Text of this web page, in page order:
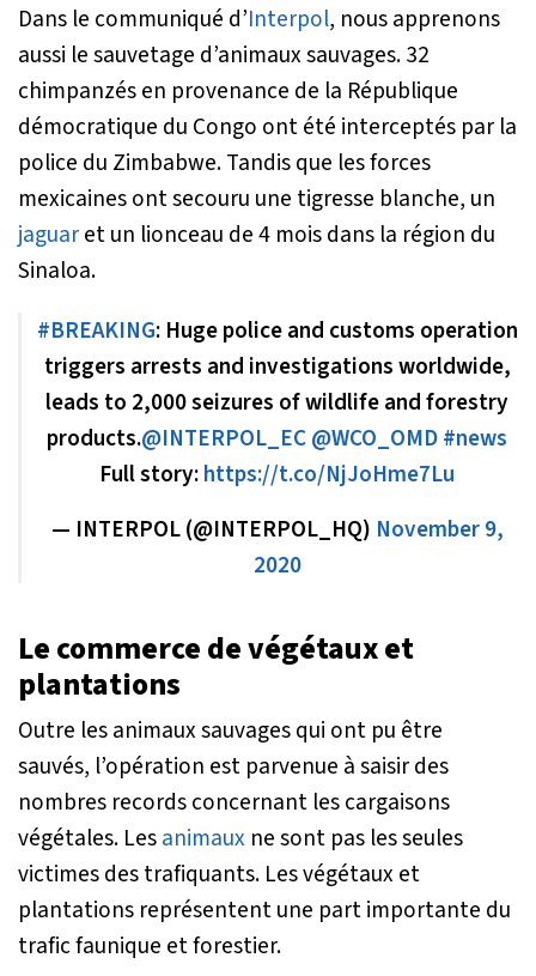
Dans le communiqué d’Interpol, nous apprenons
aussi le sauvetage d’animaux sauvages. 32
chimpanzés en provenance de la République
démocratique du Congo ont été interceptés par la
police du Zimbabwe. Tandis que les forces
mexicaines ont secouru une tigresse blanche, un
jaguaret un lionceau de 4 mois dans la région du
Sinaloa.
#BREAKING: Huge police and customs operation
triggers arrests and investigations worldwide,
leads to 2,000 seizures of wildlife and forestry
products.@INTERPOL_EC@WCO_OMD#news
Full story:https://t.co/NjJoHme7Lu
— INTERPOL (@INTERPOL_HQ) November 9,
2020
Le commerce de végétaux et
plantations
Outre les animaux sauvages qui ont pu être
sauvés, l’opération est parvenue à saisir des
nombres records concernant les cargaisons
végétales. Lesanimaux ne sont pas les seules
victimes des trafiquants. Les végétaux et
plantations représentent une part importante du
trafic faunique et forestier.